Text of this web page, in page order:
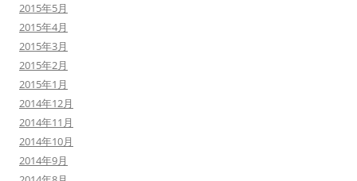
2015年5月
2015年4月
2015年3月
2015年2月
2015年1月
2014年12月
2014年11月
2014年10月
2014年9月